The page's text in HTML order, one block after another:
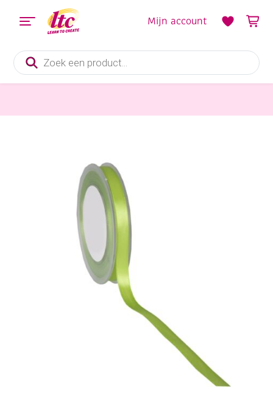
Producten
zoeken
Mijn account